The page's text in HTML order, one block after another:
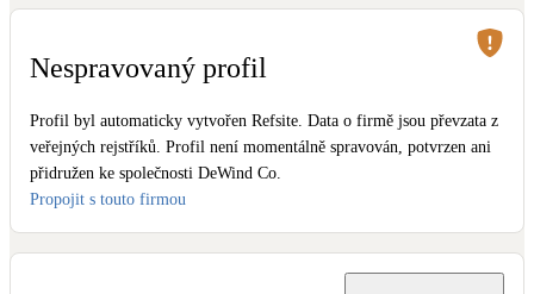
Dotační, energetické služby
Solární termický systém
Klimatizace
Nespravovaný profil
Profil byl automaticky vytvořen Refsite. Data o firmě jsou převzata z
veřejných rejstříků. Profil není momentálně spravován, potvrzen ani
přidružen ke společnosti DeWind Co.
Propojit s touto firmou